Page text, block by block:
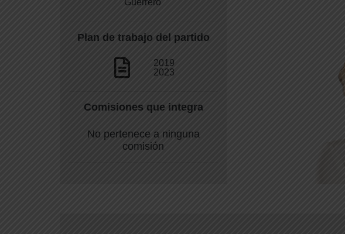
Guerrero
Plan de trabajo del partido
2019
2023
Comisiones que integra
No pertenece a ninguna
comisión